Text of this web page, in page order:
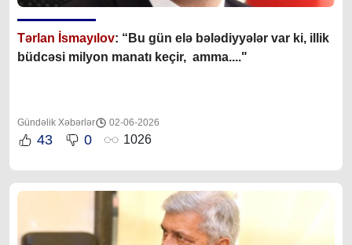
Tərlan İsmayılov: “Bu gün elə bələdiyyələr var ki, illik
büdcəsi milyon manatı keçir, amma...."
Gündəlik Xəbərlər 02-06-2026
43 0 1026